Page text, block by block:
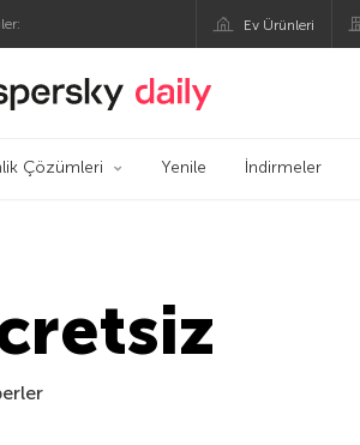
Ev Ürünleri
Kaspersky Resmi Blogu
Çözümleri Yenile İndirmeler